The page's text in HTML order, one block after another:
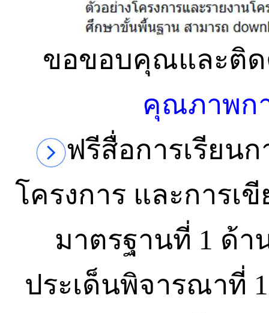
ขอขอบคุณและติ
คุณภาพก
ฟรีสื่อการเรียน
โครงการ และการเ
มาตรฐานที่ 1 ด้า
ประเด็นพิจารณาที่